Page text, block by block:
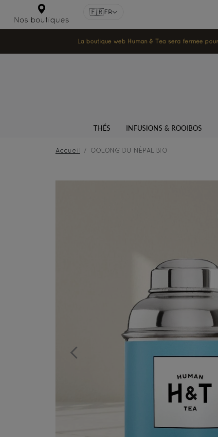
Nos boutiques
🇫🇷FR
La boutique web Human & Tea sera fermée
THÉS INFUSIONS & ROOIBOS
Accueil OOLONG DU NÉPAL BIO
Previous